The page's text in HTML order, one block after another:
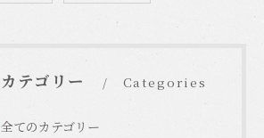
カテゴリー Categories
全てのカテゴリー